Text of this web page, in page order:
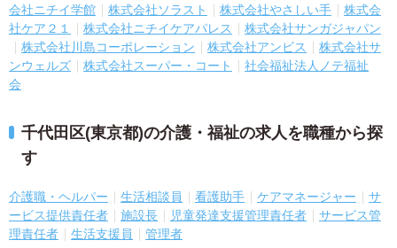
会社ニチイ学館
株式会社ソラスト 株式会社やさしい手
株式会
社ケア２１
株式会社ニチイケアパレス
株式会社サンガジャパン
株式会社川島コーポレーション
株式会社アンビス
株式会社サ
ンウェルズ
株式会社スーパー・コート
社会福祉法人ノテ福祉
会
千代田区(東京都)の介護・福祉の求人を職種から探
す
介護職・ヘルパー 生活相談員 看護助手 ケアマネージャー
サ
ービス提供責任者
施設長 児童発達支援管理責任者
サービス管
理責任者
生活支援員 管理者